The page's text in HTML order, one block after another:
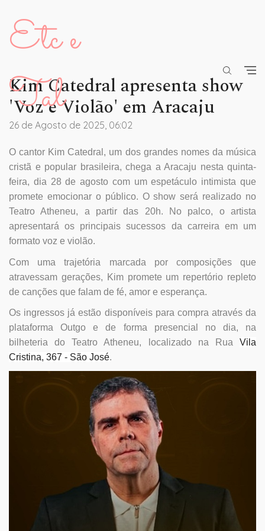
Etc e
Tal
Kim Catedral apresenta show
'Voz e Violão' em Aracaju
26 de Agosto de 2025, 06:02
O cantor Kim Catedral, um dos grandes nomes da música
cristã e popular brasileira, chega a Aracaju nesta quinta-
feira, dia 28 de agosto com um espetáculo intimista que
promete emocionar o público. O show será realizado no
Teatro Atheneu, a partir das 20h. No palco, o artista
apresentará os principais sucessos da carreira em um
formato voz e violão.
Com uma trajetória marcada por composições que
atravessam gerações, Kim promete um repertório repleto
de canções que falam de fé, amor e esperança.
Os ingressos já estão disponíveis para compra através da
plataforma Outgo e de forma presencial no dia, na
bilheteria do Teatro Atheneu, localizado na Rua Vila
Cristina, 367 - São José.